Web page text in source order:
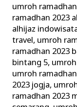
umroh
ramadhan 2023
alhijaz
travel, umroh
ramadhan 2023
bintang 5,
umroh
2023 jogja,
ramadhan 2023